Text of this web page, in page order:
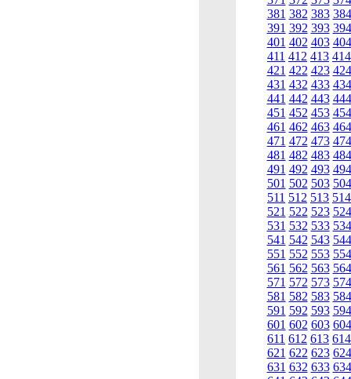
381 382 383 384
391 392 393 394
401 402 403 404
411 412 413 414
421 422 423 424
431 432 433 434
441 442 443 444
451 452 453 454
461 462 463 464
471 472 473 474
481 482 483 484
491 492 493 494
501 502 503 504
511 512 513 514
521 522 523 524
531 532 533 534
541 542 543 544
551 552 553 554
561 562 563 564
571 572 573 574
581 582 583 584
591 592 593 594
601 602 603 604
611 612 613 614
621 622 623 624
631 632 633 634